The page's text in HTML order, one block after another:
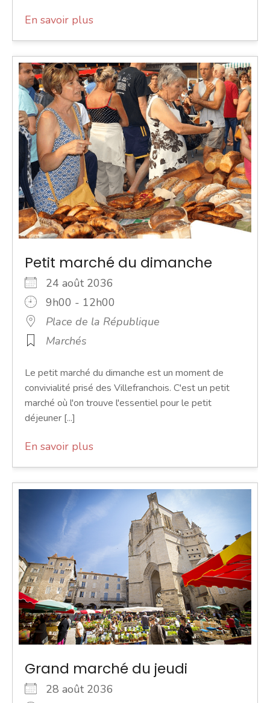
En savoir plus
Petit marché du dimanche
24 août 2036
9h00 - 12h00
Place de la République
Marchés
Le petit marché du dimanche est un moment de
convivialité prisé des Villefranchois. C'est un petit
marché où l'on trouve l'essentiel pour le petit
déjeuner [...]
En savoir plus
Grand marché du jeudi
28 août 2036